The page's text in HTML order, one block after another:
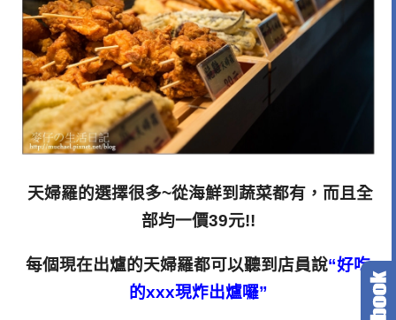
天婦羅的選擇很多~從海鮮到蔬菜都有，而且全
部均一價39元!!
每個現在出爐的天婦羅都可以聽到店員說“好吃
的xxx現炸出爐囉”